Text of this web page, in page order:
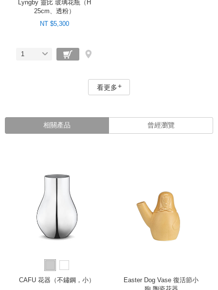
Lyngby 靈比 玻璃花瓶（H
25cm、透粉）
NT $5,300
1
看更多
相關產品 曾經瀏覽
CAFU 花器（不鏽鋼，小）
Easter Dog Vase 復活節小